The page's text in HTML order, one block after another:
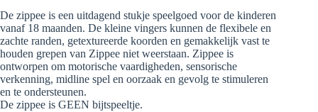
De zippee is een uitdagend stukje speelgoed voor de kinderen
vanaf 18 maanden. De kleine vingers kunnen de flexibele en
zachte randen, getextureerde koorden en gemakkelijk vast te
houden grepen van Zippee niet weerstaan. Zippee is
ontworpen om motorische vaardigheden, sensorische
verkenning, midline spel en oorzaak en gevolg te stimuleren
en te ondersteunen.
De zippee is GEEN bijtspeeltje.